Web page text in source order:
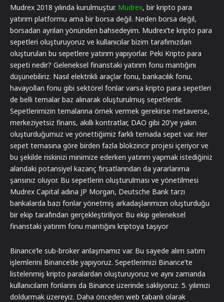
Mudrex 2018 yılında kurulmuştur. Mudrex, bir kripto para
yatırım platformu ama bir borsa değil. Neden borsa değil,
borsadan ayrılan yönünden bahsedeyim. Mudrex’te kripto para
sepetleri oluşturuyoruz ve kullanıcılar bizim tarafımızdan
oluşturulan bu sepetlere yatırım yapıyorlar. Peki Kripto para
sepeti nedir? Geleneksel finanstaki yatırım fonu mantığını
düşünebiliriz. Nasıl elektrikli araçlar fonu, bankacılık fonu,
havayolları fonu gibi sektörel fonlar varsa kripto para sepetleri
de belli temalar baz alınarak oluşturulmuş sepetlerdir.
Sepetlerimizin temalarına örnek vermek gerekirse metaverse,
merkeziyetsiz finans, akıllı kontratlar, DAO gibi 20’ye yakın
oluşturduğumuz ve yönettiğimiz farklı temada sepet var. Her
sepet temasına göre birden fazla blokzincir projesi içeriyor ve
bu şekilde riskinizi minimize ederken yatırım yapmak istediğiniz
alandaki potansiyel kazanç fırsatlarından da yararlanma
şansınız oluyor. Bu sepetlerin oluşturulması ve yönetilmesi
Mudrex Capital adına JP Morgan, Deutsche Bank tarzı
bankalarda bazı fonlar yönetmiş arkadaşlarımızın oluşturduğu
bir ekip tarafından gerçekleştiriliyor. Bu ekip geleneksel
finanstaki yatırım fonu mantığını kriptoya taşıyor
Binance’le sub-broker anlaşmamız var. Bu sayede alım satım
işlemlerini Binance’de yapıyoruz. Sepetlerimizi Binance’te
listelenmiş kripto paralardan oluşturuyoruz ve aynı zamanda
kullanıcıların fonlarını da Binance üzerinde saklıyoruz. 5. yılımızı
doldurmak üzereyiz. Daha önceden web tabanlı olarak